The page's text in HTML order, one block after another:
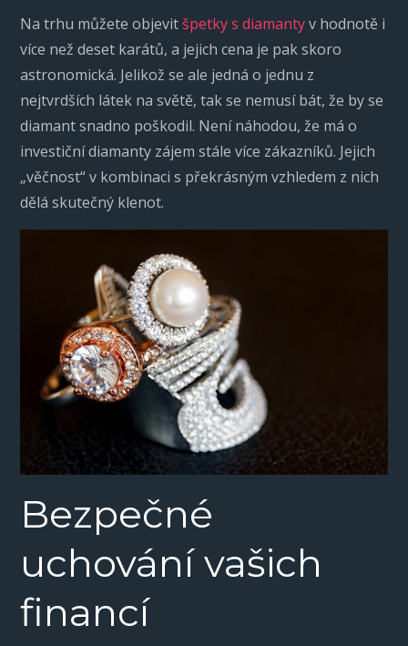
Na trhu můžete objevitšpetky s diamantyv hodnotě i
více než deset karátů, a jejich cena je pak skoro
astronomická. Jelikož se ale jedná o jednu z
nejtvrdších látek na světě, tak se nemusí bát, že by se
diamant snadno poškodil. Není náhodou, že má o
investiční diamanty zájem stále více zákazníků. Jejich
„věčnost“ v kombinaci s překrásným vzhledem z nich
dělá skutečný klenot.
Bezpečné
uchování vašich
financí